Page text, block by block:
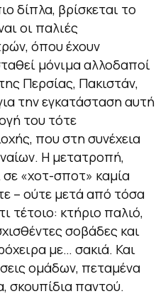
δίπλα, βρίσκεται το
οι παλιές
όπου έχουν
μόνιμα αλλοδαποί
Περσίας, Πακιστάν,
την εγκατάσταση αυτή
του τότε
που στη συνέχεια
Η μετατροπή,
«χοτ-σποτ» καμία
– ούτε μετά από τόσα
τέτοιο: κτήριο παλιό,
σοβάδες και
με… σακιά. Και
ομάδων, πεταμένα
σκουπίδια παντού.